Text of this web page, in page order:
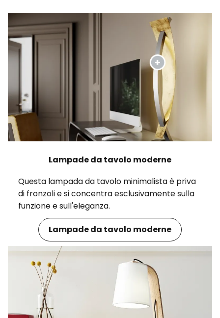
Lampade da tavolo moderne
Questa lampada da tavolo minimalista è priva
di fronzoli e si concentra esclusivamente sulla
funzione e sull'eleganza.
Lampade da tavolo moderne